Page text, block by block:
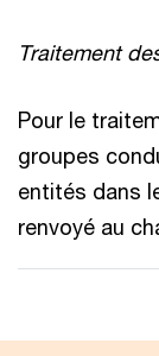
Traitement
Pour le
groupes
entités dans
renvoyé au